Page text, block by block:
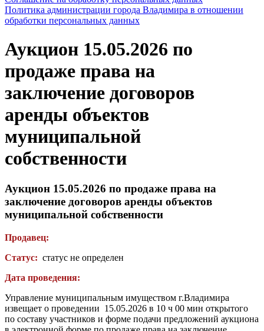
Политика администрации города Владимира в отношении
обработки персональных данных
Аукцион 15.05.2026 по
продаже права на
заключение договоров
аренды объектов
муниципальной
собственности
Аукцион 15.05.2026 по продаже права на
заключение договоров аренды объектов
муниципальной собственности
Продавец:
Статус: статус не определен
Дата проведения:
Управление муниципальным имуществом г.Владимира
извещает о проведении 15.05.2026 в 10 ч 00 мин открытого
по составу участников и форме подачи предложений аукциона